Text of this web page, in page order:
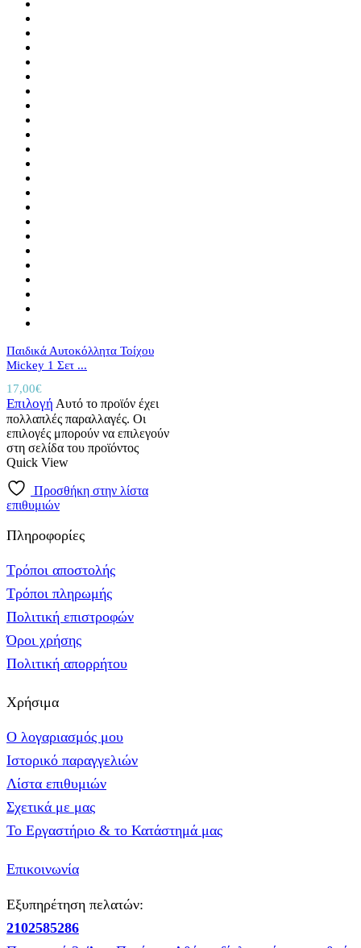
Παιδικά Αυτοκόλλητα Τοίχου
Mickey 1 Σετ ...
17,00€
Επιλογή Αυτό το προϊόν έχει
πολλαπλές παραλλαγές. Οι
επιλογές μπορούν να επιλεγούν
στη σελίδα του προϊόντος
Quick View
Προσθήκη στην λίστα
επιθυμιών
Πληροφορίες
Τρόποι αποστολής
Τρόποι πληρωμής
Πολιτική επιστροφών
Όροι χρήσης
Πολιτική απορρήτου
Χρήσιμα
Ο λογαριασμός μου
Ιστορικό παραγγελιών
Λίστα επιθυμιών
Σχετικά με μας
Το Εργαστήριο & το Κατάστημά μας
Επικοινωνία
Εξυπηρέτηση πελατών:
2102585286